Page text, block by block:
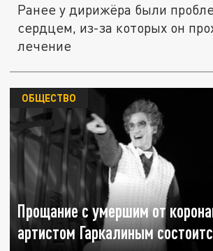
Ранее у дирижёра были
сердцем, из-за которых он
лечение
Прощание с умершим от
артистом Гаркалиным
ОБЩЕСТВО